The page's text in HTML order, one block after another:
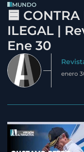
MUNDO
🟦
ILEGAL |
Ene 30
enero